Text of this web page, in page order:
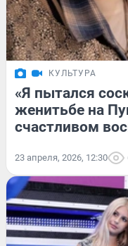
КУЛЬТУРА
«Я пытался
женитьбе на
счастливом
23 апреля, 2026, 12:30